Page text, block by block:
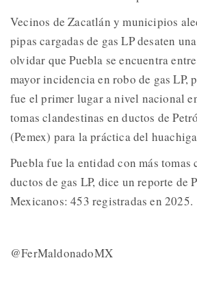
Vecinos de Zacatlán y municipios
pipas cargadas de gas LP desaten
olvidar que Puebla se encuentra
mayor incidencia en robo de gas LP,
fue el primer lugar a nivel nacional
tomas clandestinas en ductos de
(Pemex) para la práctica del
Puebla fue la entidad con más tomas
ductos de gas LP, dice un reporte de
Mexicanos: 453 registradas en 2025.
@FerMaldonadoMX